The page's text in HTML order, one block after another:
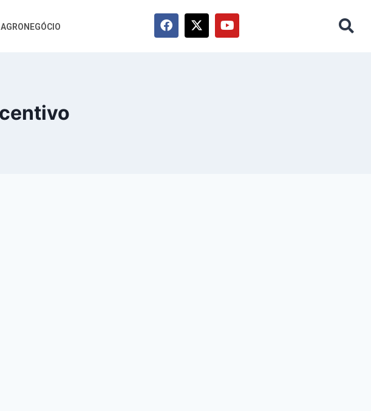
AGRONEGÓCIO